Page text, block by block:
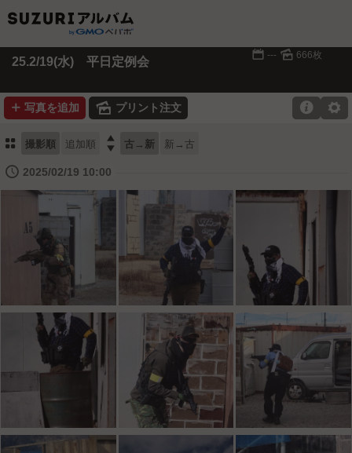
25.2/19(水) 平日定例会 📅 --- 🌄 666枚
➕ 写真を追加 🌄 プリント注文 ⚙

⚏ 撮影順 追加順  古→新 新→古
🕔 2025/02/19 10:00